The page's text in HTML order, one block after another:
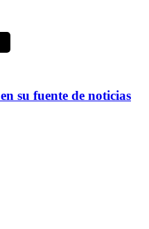
en su fuente de noticias